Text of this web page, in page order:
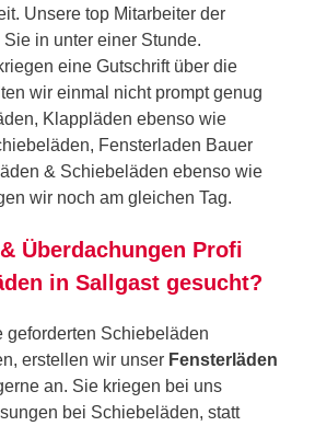
Unsere top Mitarbeiter der
in unter einer Stunde.
eine Gutschrift über die
wir einmal nicht prompt genug
Klappläden ebenso wie
Fensterladen Bauer
& Schiebeläden ebenso wie
wir noch am gleichen Tag.
Überdachungen Profi
in Sallgast gesucht?
geforderten Schiebeläden
erstellen wir unser Fensterläden
an. Sie kriegen bei uns
bei Schiebeläden, statt